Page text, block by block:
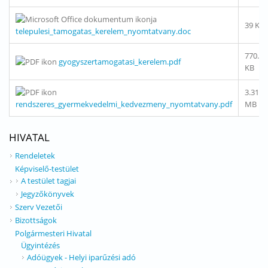
telepulesi_tamogatas_kerelem_nyomtatvany.doc
39 KB
gyogyszertamogatasi_kerelem.pdf
770.68
KB
rendszeres_gyermekvedelmi_kedvezmeny_nyomtatvany.pdf
3.31
MB
HIVATAL
Rendeletek
Képviselő-testület
A testület tagjai
Jegyzőkönyvek
Szerv Vezetői
Bizottságok
Polgármesteri Hivatal
Ügyintézés
Adóügyek - Helyi iparűzési adó